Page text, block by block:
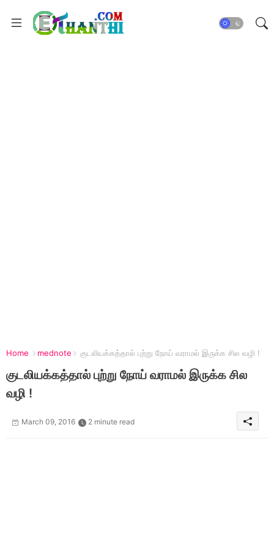
Home mednote குடலியக்கத்தால் புற்று நோய் வராமல் இருக்க சில வழி !
குடலியக்கத்தால் புற்று நோய் வராமல் இருக்க சில
வழி !
March 09, 2016 2 minute read